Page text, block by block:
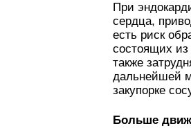
При
сердца,
есть риск
состоящих из
также
дальнейшей
закупорке
Больше